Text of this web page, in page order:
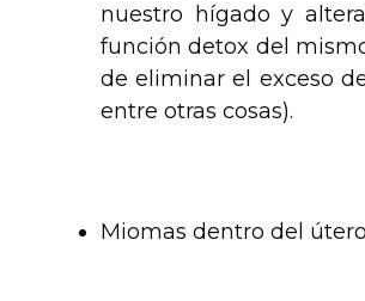
nuestro hígado y
función detox del
de eliminar el exceso
entre otras cosas).
Miomas dentro del útero